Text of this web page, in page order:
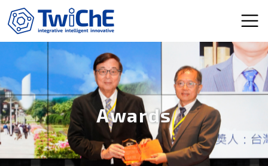
Skip to main content
Awards